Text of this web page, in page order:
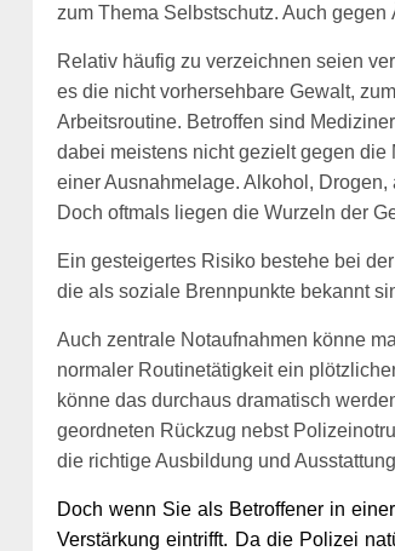
zum Thema Selbstschutz. Auch gegen
Relativ häufig zu verzeichnen seien
es die nicht vorhersehbare Gewalt,
Arbeitsroutine. Betroffen sind
dabei meistens nicht gezielt gegen
einer Ausnahmelage. Alkohol,
Doch oftmals liegen die Wurzeln der
Ein gesteigertes Risiko bestehe bei
die als soziale Brennpunkte bekannt
Auch zentrale Notaufnahmen könne
normaler Routinetätigkeit ein
könne das durchaus dramatisch
geordneten Rückzug nebst
die richtige Ausbildung und
Doch wenn Sie als Betroffener in
Verstärkung eintrifft. Da die Polizei